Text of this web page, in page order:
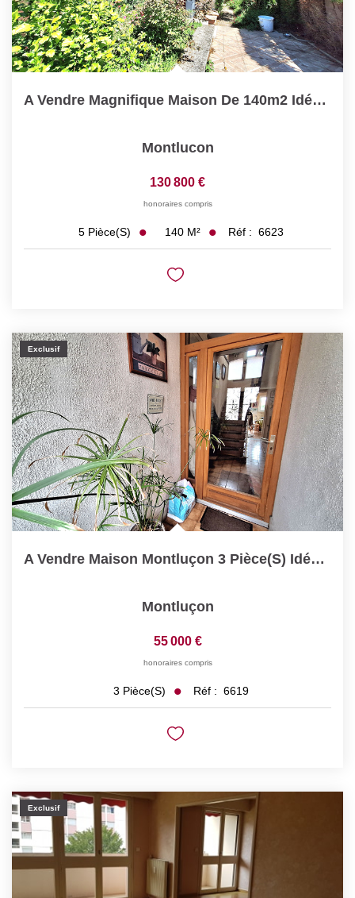
A Vendre Magnifique Maison De 140m2 Idéalement Située À...
Montlucon
130 800 €
honoraires compris
5 Pièce(s) 140 M² Réf : 6623
Exclusif
A Vendre Maison Montluçon 3 Pièce(s) Idéalement Placée Et À...
Montluçon
55 000 €
honoraires compris
3 Pièce(s) Réf : 6619
Exclusif